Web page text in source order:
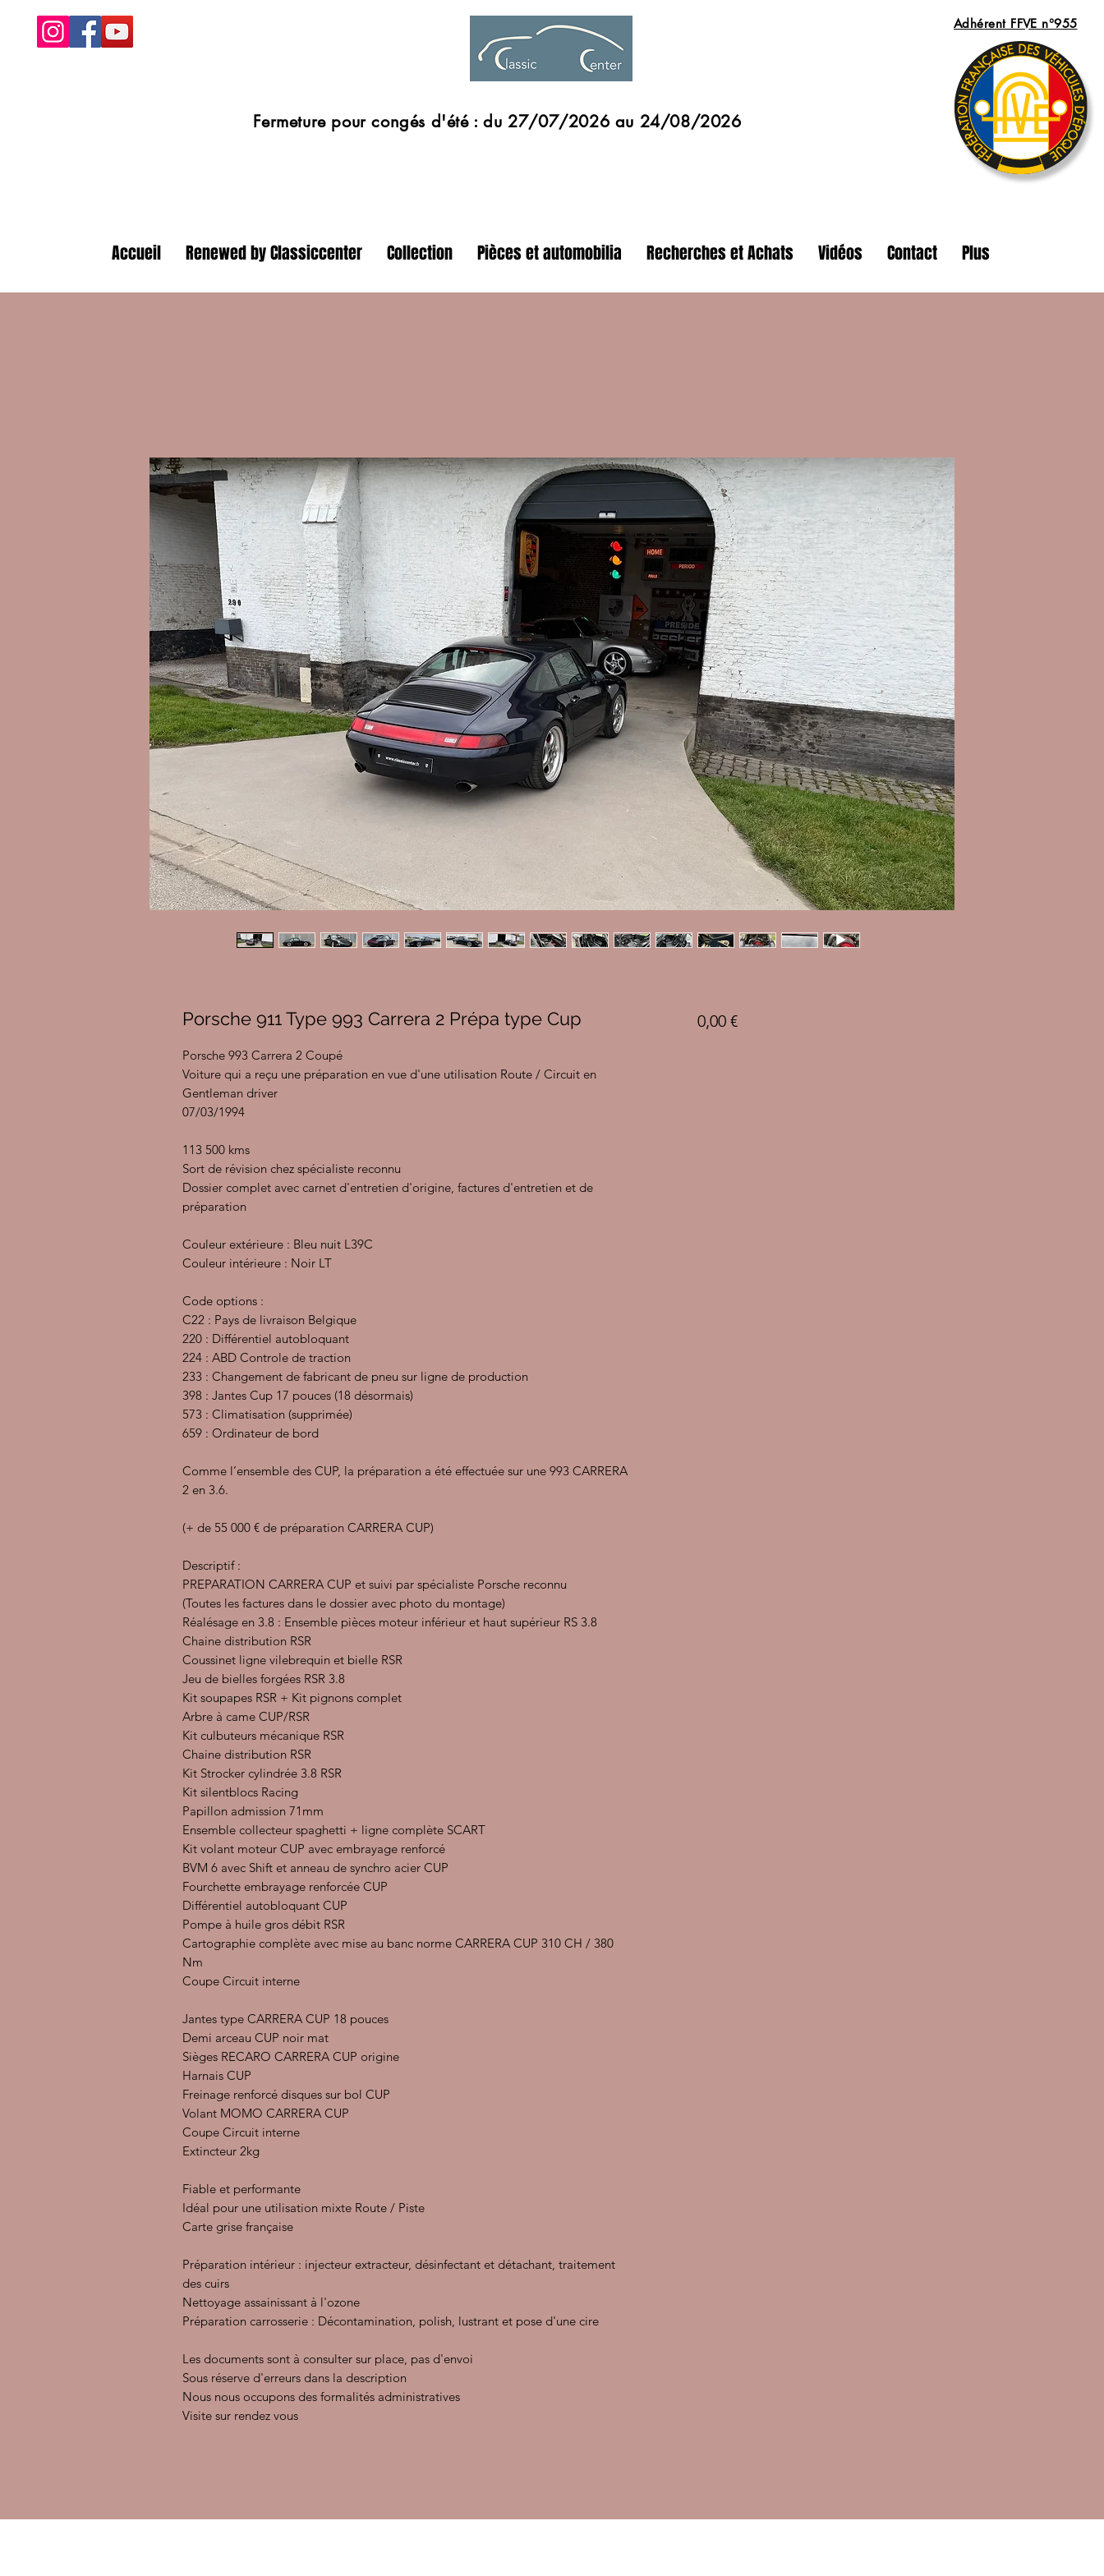
Fermeture pour congés d'été : du 27/07/2026 au 24/08/2026
Adhérent FFVE n°955
Accueil Renewed by Classiccenter Collection Pièces et automobilia Recherches et Achats Vidéos Contact Plus
Porsche 911 Type 993 Carrera 2 Prépa type Cup
Porsche 993 Carrera 2 Coupé
Voiture qui a reçu une préparation en vue d'une utilisation Route / Circuit en
Gentleman driver
07/03/1994
113 500 kms
Sort de révision chez spécialiste reconnu
Dossier complet avec carnet d'entretien d'origine, factures d'entretien et de
préparation
Couleur extérieure : Bleu nuit L39C
Couleur intérieure : Noir LT
Code options :
C22 : Pays de livraison Belgique
220 : Différentiel autobloquant
224 : ABD Controle de traction
233 : Changement de fabricant de pneu sur ligne de production
398 : Jantes Cup 17 pouces (18 désormais)
573 : Climatisation (supprimée)
659 : Ordinateur de bord
Comme l’ensemble des CUP, la préparation a été effectuée sur une 993 CARRERA
2 en 3.6.
(+ de 55 000 € de préparation CARRERA CUP)
Descriptif :
PREPARATION CARRERA CUP et suivi par spécialiste Porsche reconnu
(Toutes les factures dans le dossier avec photo du montage)
Réalésage en 3.8 : Ensemble pièces moteur inférieur et haut supérieur RS 3.8
Chaine distribution RSR
Coussinet ligne vilebrequin et bielle RSR
Jeu de bielles forgées RSR 3.8
Kit soupapes RSR + Kit pignons complet
Arbre à came CUP/RSR
Kit culbuteurs mécanique RSR
Chaine distribution RSR
Kit Strocker cylindrée 3.8 RSR
Kit silentblocs Racing
Papillon admission 71mm
Ensemble collecteur spaghetti + ligne complète SCART
Kit volant moteur CUP avec embrayage renforcé
BVM 6 avec Shift et anneau de synchro acier CUP
Fourchette embrayage renforcée CUP
Différentiel autobloquant CUP
Pompe à huile gros débit RSR
Cartographie complète avec mise au banc norme CARRERA CUP 310 CH / 380
Nm
Coupe Circuit interne
Jantes type CARRERA CUP 18 pouces
Demi arceau CUP noir mat
Sièges RECARO CARRERA CUP origine
Harnais CUP
Freinage renforcé disques sur bol CUP
Volant MOMO CARRERA CUP
Coupe Circuit interne
Extincteur 2kg
Fiable et performante
Idéal pour une utilisation mixte Route / Piste
Carte grise française
Préparation intérieur : injecteur extracteur, désinfectant et détachant, traitement
des cuirs
Nettoyage assainissant à l'ozone
Préparation carrosserie : Décontamination, polish, lustrant et pose d'une cire
Les documents sont à consulter sur place, pas d'envoi
Sous réserve d'erreurs dans la description
Nous nous occupons des formalités administratives
Visite sur rendez vous
0,00 €Prix